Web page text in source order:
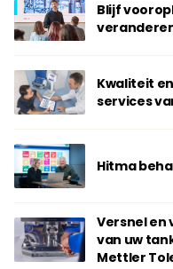
Blijf
Kwaliteit
services
Hitma
Versnel en
van uw
Mettler